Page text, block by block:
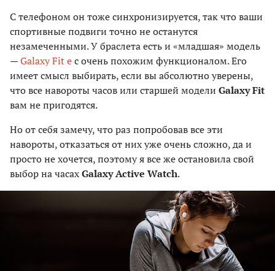
С телефоном он тоже синхронизируется, так что ваши
спортивные подвиги точно не останутся
незамеченными. У браслета есть и «младшая» модель
—Galaxy Fit eс очень похожим функционалом. Его
имеет смысл выбирать, если вы абсолютно уверены,
что все навороты часов или старшей модели Galaxy Fit
вам не пригодятся.
Но от себя замечу, что раз попробовав все эти
навороты, отказаться от них уже очень сложно, да и
просто не хочется, поэтому я все же остановила свой
выбор на часахGalaxy Active Watch.